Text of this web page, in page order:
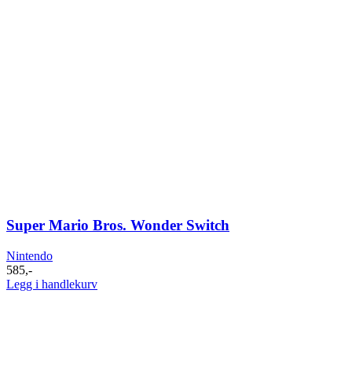
Super Mario Bros. Wonder Switch
Nintendo
585,-
Legg i handlekurv